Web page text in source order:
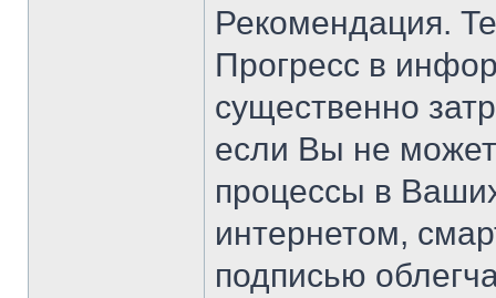
Рекомендация.
Прогресс в
существенно
если Вы не
процессы в
интернетом,
подписью